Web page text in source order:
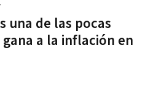
una de las pocas
a la inflación en